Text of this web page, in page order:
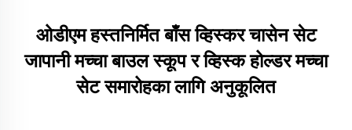
ओडीएम हस्तनिर्मित बाँस व्हिस्कर चासेन सेट
जापानी मच्चा बाउल स्कूप र व्हिस्क होल्डर मच्चा
सेट समारोहका लागि अनुकूलित